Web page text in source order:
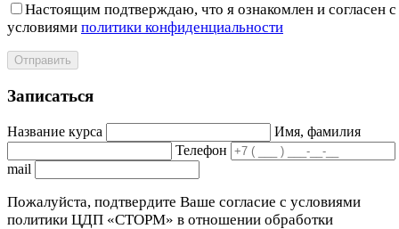
Настоящим подтверждаю, что я ознакомлен и согласен с
условиями политики конфиденциальности
Отправить
Записаться
Название курса
Имя, фамилия
Телефон
mail
Пожалуйста, подтвердите Ваше согласие с условиями
политики ЦДП «СТОРМ» в отношении обработки